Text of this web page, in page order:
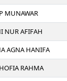
MUNAWAR
NUR AFIFAH
AGNA HANIFA
RAHMA